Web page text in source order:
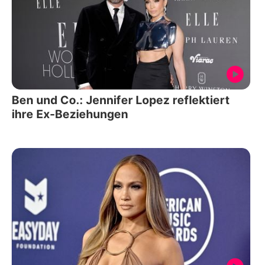
Ben und Co.: Jennifer Lopez reflektiert
ihre Ex-Beziehungen